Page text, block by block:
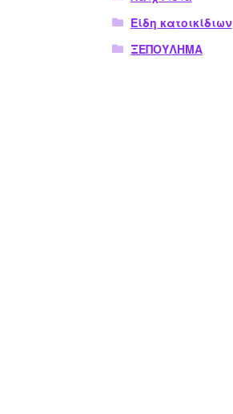
Είδη κατοικίδιων
ΞΕΠΟΥΛΗΜΑ